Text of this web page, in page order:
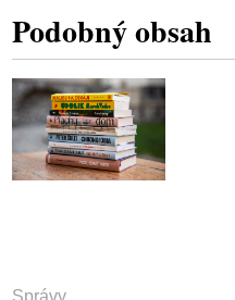
Podobný obsah
Správy